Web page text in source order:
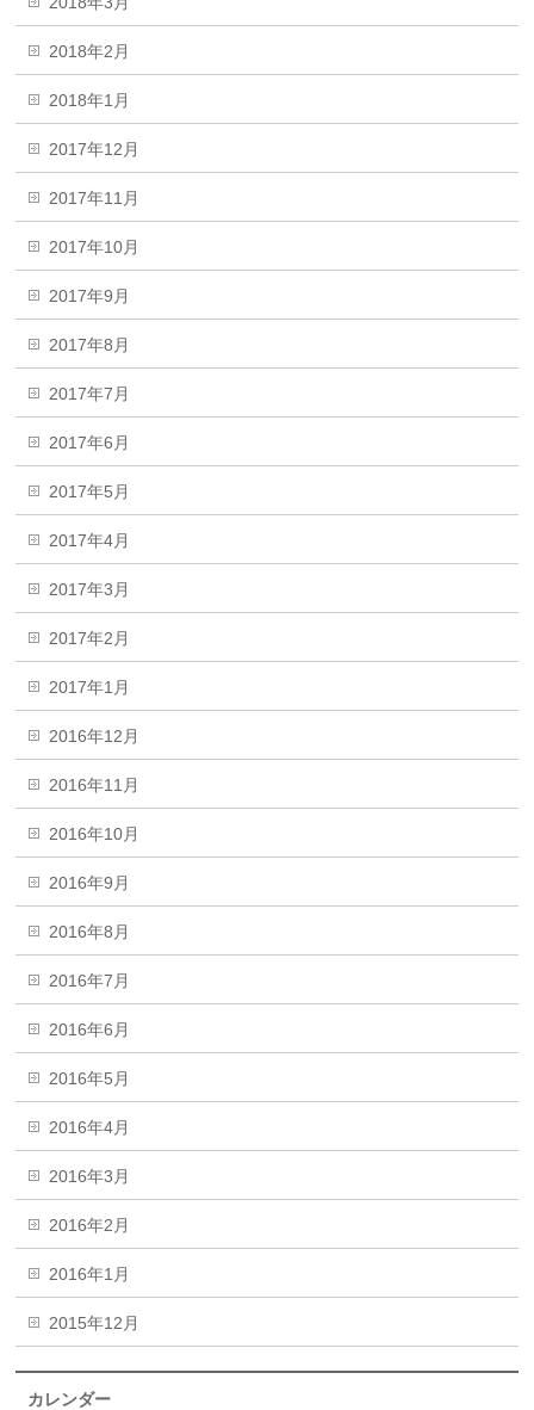
2018年2月
2018年1月
2017年12月
2017年11月
2017年10月
2017年9月
2017年8月
2017年7月
2017年6月
2017年5月
2017年4月
2017年3月
2017年2月
2017年1月
2016年12月
2016年11月
2016年10月
2016年9月
2016年8月
2016年7月
2016年6月
2016年5月
2016年4月
2016年3月
2016年2月
2016年1月
2015年12月
カレンダー